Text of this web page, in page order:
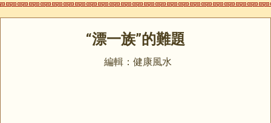
“漂一族”的難題
編輯：健康風水